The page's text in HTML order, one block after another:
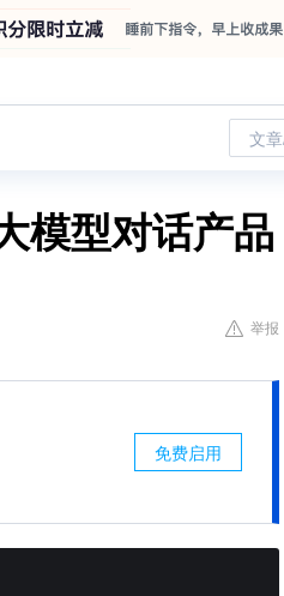
文
模型对话产品
举报
免费启用